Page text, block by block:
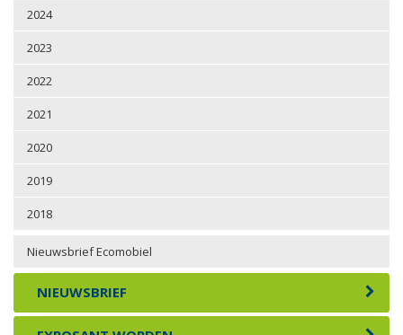
2024
2023
2022
2021
2020
2019
2018
Nieuwsbrief Ecomobiel
NIEUWSBRIEF